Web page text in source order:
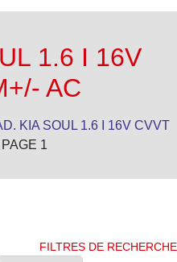
1.6 I 16V
AC
KIA SOUL 1.6 I 16V CVVT
1
FILTRES DE RECHERCHE